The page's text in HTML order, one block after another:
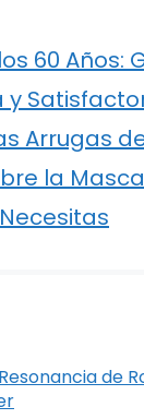
60 Años:
y
Arrugas
la
de